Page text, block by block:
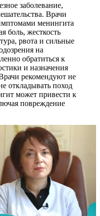
заболевание,
Врачи
менингита
боль, жесткость
рвота и сильные
на
обратиться к
и назначения
рекомендуют не
откладывать поход
может привести к
повреждение